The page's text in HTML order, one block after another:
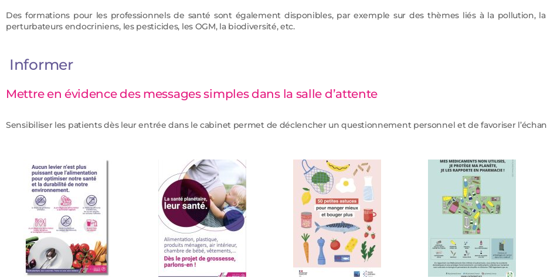
Des formations pour les professionnels de santé sont également disponibles, par exemple sur des thèmes liés à la pollution,
perturbateurs endocriniens, les pesticides, les OGM, la biodiversité, etc.
Informer
Mettre en évidence des messages simples dans la salle d’attente
Sensibiliser les patients dès leur entrée dans le cabinet permet de déclencher un questionnement personnel et de favoriser